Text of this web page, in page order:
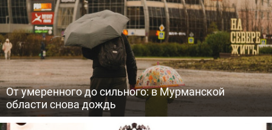
От умеренного до сильного: в Мурманской
области снова дождь